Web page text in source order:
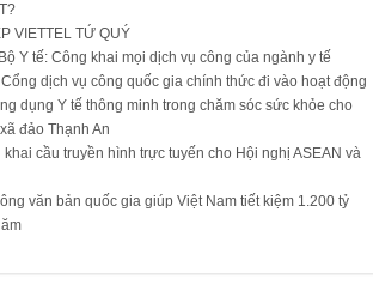
VIETTEL TỨ QUÝ
Y tế: Công khai mọi dịch vụ công của ngành y tế
dịch vụ công quốc gia chính thức đi vào hoạt động
dụng Y tế thông minh trong chăm sóc sức khỏe cho
đảo Thạnh An
khai cầu truyền hình trực tuyến cho Hội nghị ASEAN và
văn bản quốc gia giúp Việt Nam tiết kiệm 1.200 tỷ